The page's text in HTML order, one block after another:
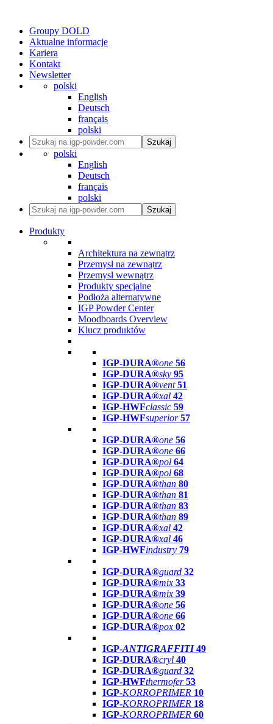
Groupy DOLD
Aktualne informacje
Kariera
Kontakt
Newsletter
polski
English
Deutsch
français
polski
Szukaj
polski
English
Deutsch
français
polski
Szukaj
Produkty
Architektura na zewnątrz
Przemysł na zewnątrz
Przemysł wewnątrz
Produkty specjalne
Podłoża alternatywne
IGP Powder Center
Moodboards Overview
Klucz produktów
IGP-DURA®one 56
IGP-DURA®sky 95
IGP-DURA®vent 51
IGP-DURA®xal 42
IGP-HWFclassic 59
IGP-HWFsuperior 57
IGP-DURA®one 56
IGP-DURA®one 66
IGP-DURA®pol 64
IGP-DURA®pol 68
IGP-DURA®than 80
IGP-DURA®than 81
IGP-DURA®than 83
IGP-DURA®than 89
IGP-DURA®xal 42
IGP-DURA®xal 46
IGP-HWFindustry 79
IGP-DURA®guard 32
IGP-DURA®mix 33
IGP-DURA®mix 39
IGP-DURA®one 56
IGP-DURA®one 66
IGP-DURA®pox 02
IGP-ANTIGRAFFITI49
IGP-DURA®cryl 40
IGP-DURA®guard 32
IGP-HWFthermofer 53
IGP-KORROPRIMER 10
IGP-KORROPRIMER 18
IGP-KORROPRIMER 60